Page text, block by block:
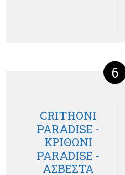
6
CRITHONI
PARADISE -
ΚΡΙΘΩΝΙ
PARADISE -
ΑΣΒΕΣΤΑ